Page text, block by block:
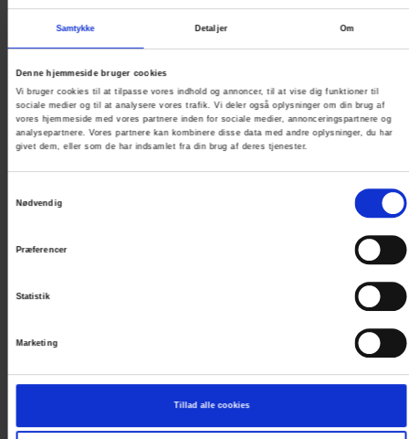
Samtykke Detaljer Om
Denne hjemmeside bruger cookies
Vi bruger cookies til at tilpasse vores indhold og annoncer, til at vise dig funktioner til
sociale medier og til at analysere vores trafik. Vi deler også oplysninger om din brug af
vores hjemmeside med vores partnere inden for sociale medier, annonceringspartnere og
analysepartnere. Vores partnere kan kombinere disse data med andre oplysninger, du har
givet dem, eller som de har indsamlet fra din brug af deres tjenester.
Nødvendig
Præferencer
Statistik
Marketing
Tillad alle cookies
3.098 DKK
Vælg værelse
FAMILIEVÆRELSE